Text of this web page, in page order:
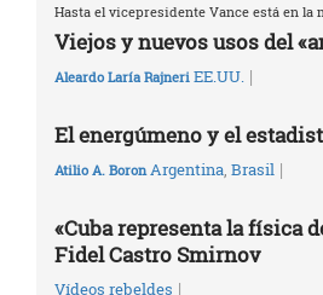
Hasta el vicepresidente Vance está en la
Viejos y nuevos usos del
Aleardo Laría Rajneri EE.UU. |
El energúmeno y el
Atilio A. Boron Argentina, Brasil |
«Cuba representa la física
Fidel Castro Smirnov
Vídeos rebeldes |